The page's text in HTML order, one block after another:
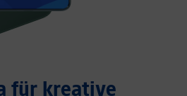
für kreative